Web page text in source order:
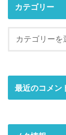
カテゴリー
最近のコメン